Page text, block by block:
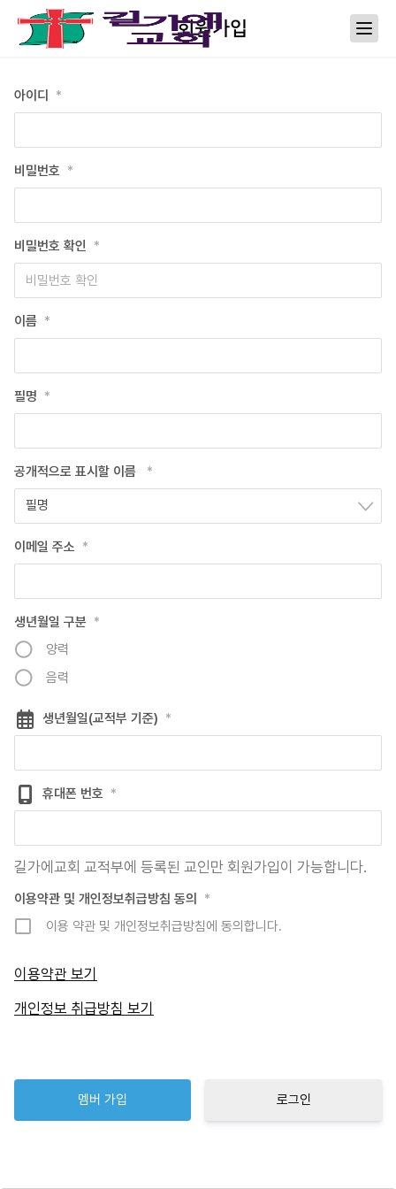
회원가입
아이디 *
비밀번호 *
비밀번호 확인 *
이름 *
필명 *
공개적으로 표시할 이름 *
필명
이메일 주소 *
생년월일 구분 *
양력
음력
생년월일(교적부 기준) *
휴대폰 번호 *
길가에교회 교적부에 등록된 교인만 회원가입이 가능합니다.
이용약관 및 개인정보취급방침 동의 *
이용 약관 및 개인정보취급방침에 동의합니다.
이용약관 보기
개인정보 취급방침 보기
로그인